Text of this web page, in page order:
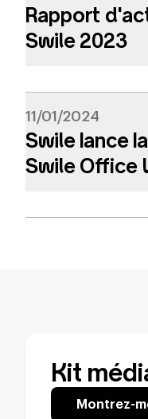
Rapport
Swile 2023
11/01/2024
Swile lance
Swile Office
Parmi elles, une
Chaque année,
une ou plusieurs
citée en 2024 est,
Kit
Montrez-